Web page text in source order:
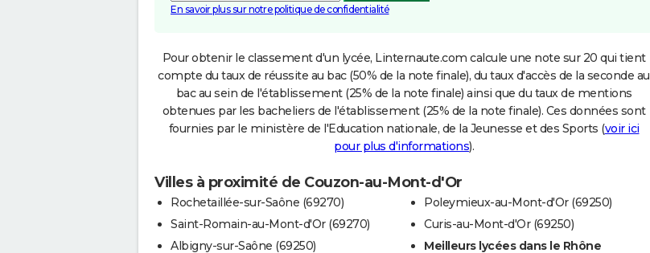
En savoir plus sur notre politique de confidentialité
Pour obtenir le classement d'un lycée, Linternaute.com calcule une note sur 20 qui tient
compte du taux de réussite au bac (50% de la note finale), du taux d'accès de la seconde au
bac au sein de l'établissement (25% de la note finale) ainsi que du taux de mentions
obtenues par les bacheliers de l'établissement (25% de la note finale). Ces données sont
fournies par le ministère de l'Education nationale, de la Jeunesse et des Sports (voir ici
pour plus d'informations).
Villes à proximité de Couzon-au-Mont-d'Or
Rochetaillée-sur-Saône (69270)
Saint-Romain-au-Mont-d'Or (69270)
Albigny-sur-Saône (69250)
Poleymieux-au-Mont-d'Or (69250)
Curis-au-Mont-d'Or (69250)
Meilleurs lycées dans le Rhône